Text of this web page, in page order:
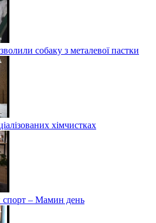
собаку з металевої пастки
хімчистках
спорт – Мамин день